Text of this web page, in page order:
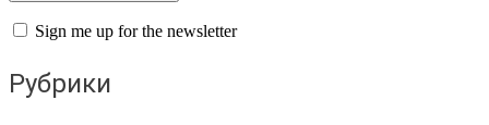
Sign me up for the newsletter
Рубрики